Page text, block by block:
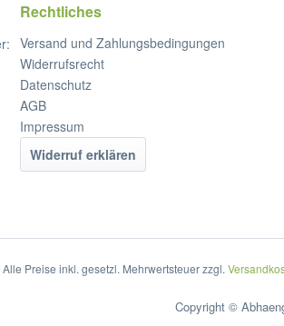
Rechtliches
Versand und Zahlungsbedingungen
Widerrufsrecht
Datenschutz
AGB
Impressum
Widerruf erklären
Alle Preise inkl. gesetzl. Mehrwertsteuer zzgl.
Copyright ©